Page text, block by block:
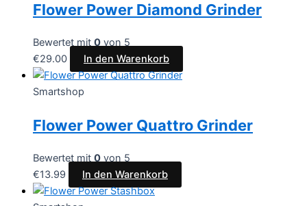
Flower Power Diamond Grinder
Bewertet mit 0 von 5
€29.00 In den Warenkorb
Smartshop
Flower Power Quattro Grinder
Bewertet mit 0 von 5
€13.99 In den Warenkorb